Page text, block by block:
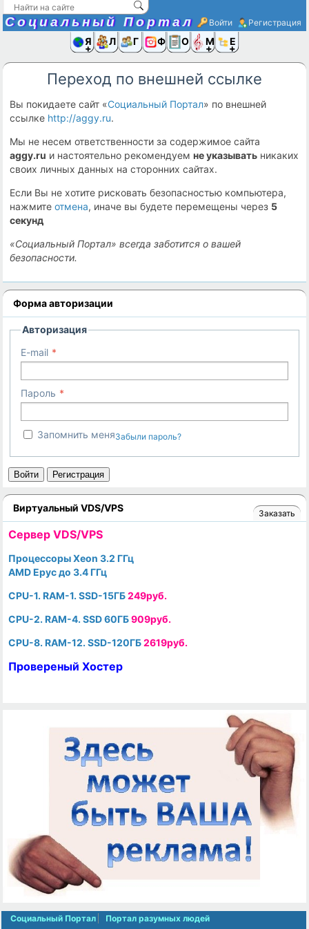
Социальный Портал Войти Регистрация
Я иЛюди
Группы
Фото Ещё
Переход по внешней ссылке
Вы покидаете сайт «Социальный Портал» по внешней
ссылке http://aggy.ru.
Мы не несем ответственности за содержимое сайта
aggy.ru и настоятельно рекомендуемне указывать никаких
своих личных данных на сторонних сайтах.
Если Вы не хотите рисковать безопасностью компьютера,
нажмитеотмена, иначе вы будете перемещены через 5
секунд
«Социальный Портал» всегда заботится о вашей
безопасности.
Форма авторизации
Авторизация
E-mail
Пароль
Запомнить меняЗабыли пароль?
Войти Регистрация
Виртуальный VDS/VPS Заказать
Cервер VDS/VPS
Процессоры Xeon 3.2 ГГц
AMD Epyc до 3.4 ГГц
CPU-1. RAM-1. SSD-15ГБ249руб.
CPU-2. RAM-4. SSD 60ГБ909руб.
CPU-8. RAM-12. SSD-120ГБ2619руб.
Провереный Хостер
Социальный Портал Портал разумных людей